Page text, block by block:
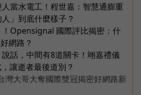
當水電工！程世嘉：智慧通膨重
」到底什麼樣子？
Opensignal 國際評比揭密：什
網路？
話，中間有8道關卡！翊嘉禮儀
讓逝者最後道別？
灣大哥大奪國際雙冠揭密好網路新